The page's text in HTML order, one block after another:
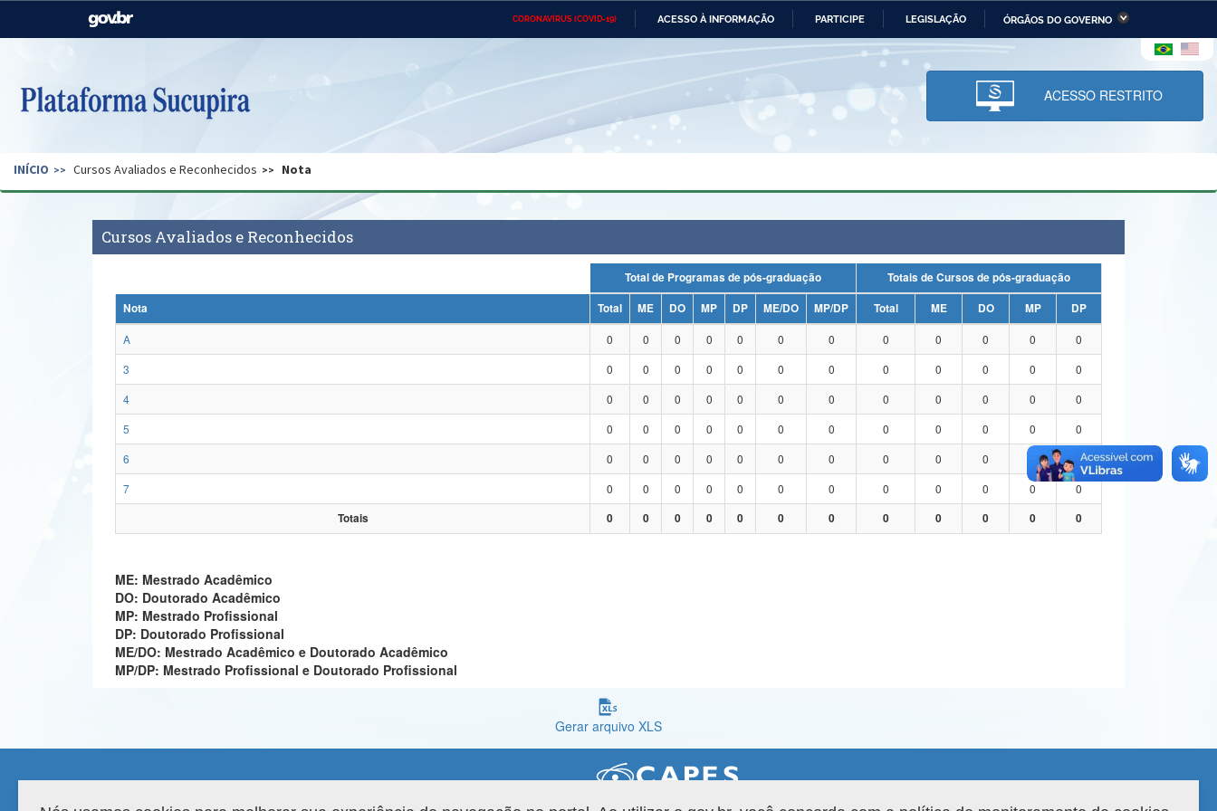
CORONAVÍRUS (COVID-19) ACESSO À INFORMAÇÃO PARTICIPE LEGISLAÇÃO ÓRGÃOS DO GOVERNO
Casa Civil Ministério das Relações Ministério da Economia Ministério da Infraestrutura
Pecuária e Abastecimento
Ministério da Ciência,
Tecnologia, Inovações e
Comunicações
Ministério do Desenvolvimento
Regional e dos Direitos Humanos
Secretaria de Governo Gabinete de Segurança Advocacia-Geral da União Banco Central do Brasil Planalto
ACESSO RESTRITO
INÍCIO Cursos Avaliados e Reconhecidos Nota
Cursos Avaliados e Reconhecidos
Total de Programas de pós-graduação
Totais de Cursos de pós-graduação
Nota
Total ME DO MP DP ME/DO MP/DP Total ME DO MP
DP
A
0 0 0 0 0 0 0 0 0 0 0
0
3
0 0 0 0 0 0 0 0 0 0 0
0
4
0 0 0 0 0 0 0 0 0 0 0
0
5
0 0 0 0 0 0 0 0 0 0 0
0
6
0 0 0 0 0 0 0 0 0 0
0
7
0 0 0 0 0 0 0 0 0 0 0
0
Totais
0 0 0 0 0 0 0 0 0 0 0 0
ME: Mestrado Acadêmico
DO: Doutorado Acadêmico
MP: Mestrado Profissional
DP: Doutorado Profissional
ME/DO: Mestrado Acadêmico e Doutorado Acadêmico
MP/DP: Mestrado Profissional e Doutorado Profissional
Gerar arquivo XLS